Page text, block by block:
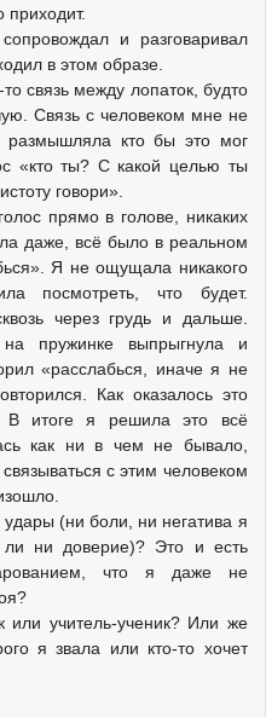
и разговаривал
в этом образе.
связь между лопаток, будто
Связь с человеком мне не
размышляла кто бы это мог
«кто ты? С какой целью ты
говори».
прямо в голове, никаких
даже, всё было в реальном
Я не ощущала никакого
посмотреть, что будет.
через грудь и дальше.
пружинке выпрыгнула и
«расслабься, иначе я не
Как оказалось это
В итоге я решила это всё
как ни в чем не бывало,
с этим человеком
(ни боли, ни негатива я
ли ни доверие)? Это и есть
что я даже не
или учитель-ученик? Или же
я звала или кто-то хочет